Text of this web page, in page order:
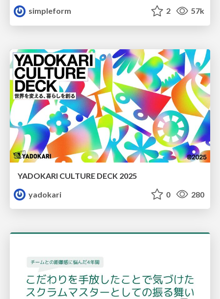
simpleform 2 57k
YADOKARI CULTURE DECK 2025
yadokari
0 280